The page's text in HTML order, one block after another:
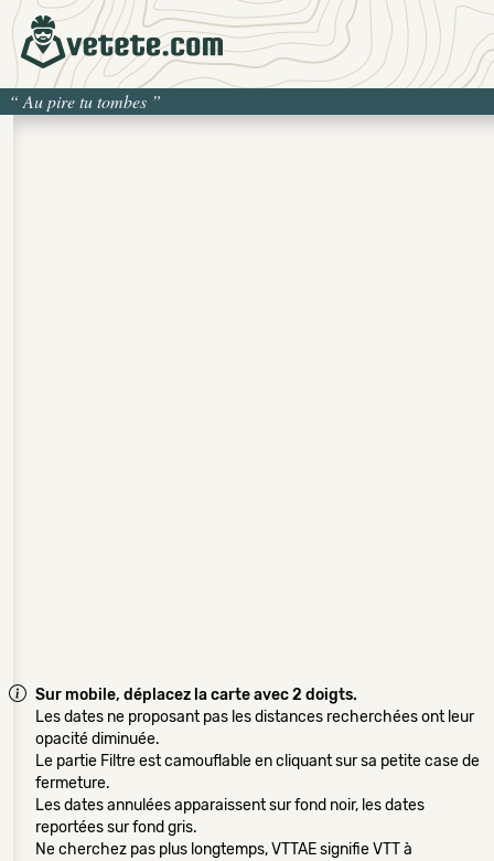
“ Au pire tu tombes ”
Sur mobile, déplacez la carte avec 2 doigts.
Les dates ne proposant pas les distances recherchées ont leur
opacité diminuée.
Le partie Filtre est camouflable en cliquant sur sa petite case de
fermeture.
Les dates annulées apparaissent sur fond noir, les dates
reportées sur fond gris.
Ne cherchez pas plus longtemps, VTTAE signifie VTT à